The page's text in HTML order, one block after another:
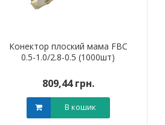
Конектор плоский мама FBC
0.5-1.0/2.8-0.5 (1000шт)
809,44 грн.
В кошик